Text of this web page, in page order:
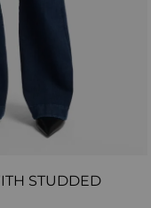
STUDDED